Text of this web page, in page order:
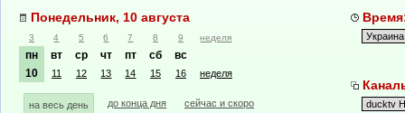
Понедельник, 10 августа
3 4 5 6 7 8 9 неделя
пн вт ср чт пт сб
вс
10
11 12 13 14 15 16 неделя
на весь день до конца дня сейчас и скоро